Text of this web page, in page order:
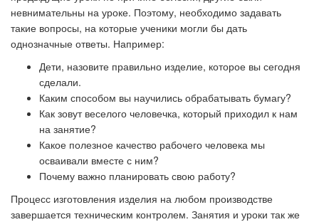
невнимательны на уроке. Поэтому, необходимо задавать
такие вопросы, на которые ученики могли бы дать
однозначные ответы. Например:
Дети, назовите правильно изделие, которое вы сегодня
сделали.
Каким способом вы научились обрабатывать бумагу?
Как зовут веселого человечка, который приходил к нам
на занятие?
Какое полезное качество рабочего человека мы
осваивали вместе с ним?
Почему важно планировать свою работу?
Процесс изготовления изделия на любом производстве
завершается техническим контролем. Занятия и уроки так же